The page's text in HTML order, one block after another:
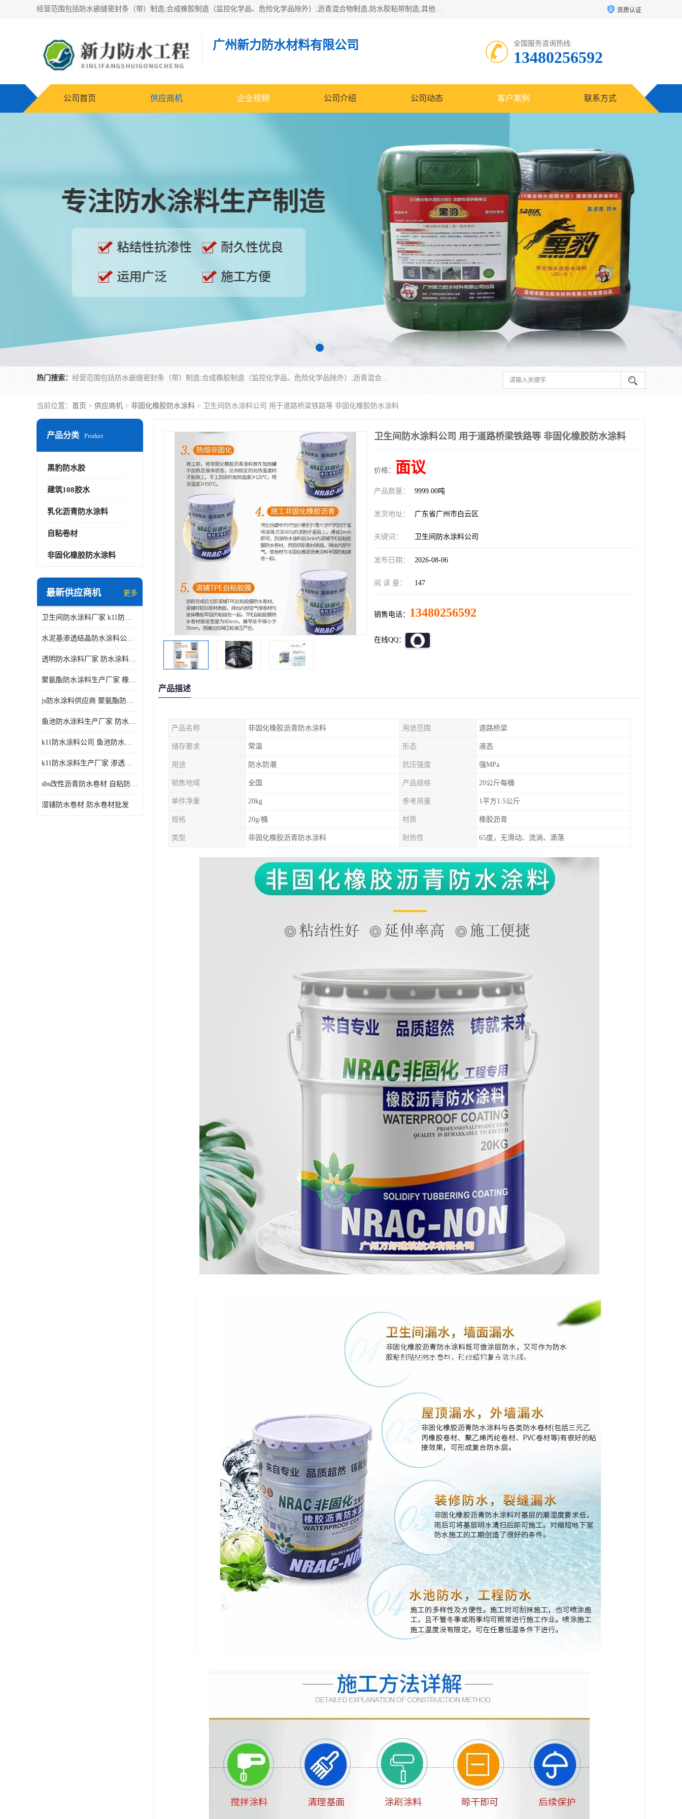
经营范围包括防水嵌缝密封条（带）制造;合成橡胶制造（监控化学品、危险化学品除外）;沥青混合物制造;防水胶粘带制造;其他合成材料制造（监控化学品、危险化学品除外）;涂料制造（监控化学品、危险化学品除外）;建筑结构防水补漏;防水建筑材料制造;粘合剂制造（监控化学品、危险化学品除外）;涂料零售;广州新力防水材料有限公司具有1处分支机构。 资质认证
广州新力防水材料有限公司 全国服务咨询热线:
13480256592
公司首页 供应商机 企业视频 公司介绍 公司动态 客户案例 联系方式
热门搜索： 经营范围包括防水嵌缝密封条（带）制造;合成橡胶制造（监控化学品、危险化学品除外）;沥青混合物制造;防水胶粘带制造;其他合成材料制造（监控化学品、危险化学品除外）;涂料制造（监控化学品、危险化学品除外）;建筑结构防水补漏;防水建筑材料制造;粘合剂制造（监控化学品、危险化学品除外）;涂料零售;广州新力防水材料有限公司具有1处分支机构。
当前位置： 首页 > 供应商机 > 非固化橡胶防水涂料 > 卫生间防水涂料公司 用于道路桥梁铁路等 非固化橡胶防水涂料
产品分类 Product
黑豹防水胶
建筑108胶水
乳化沥青防水涂料
自粘卷材
非固化橡胶防水涂料
最新供应商机 更多
卫生间防水涂料厂家 k11防水涂料
水泥基渗透结晶防水涂料公司 室外防水涂料
透明防水涂料厂家 防水涂料屋顶
聚氨酯防水涂料生产厂家 橡胶沥青防水涂料
js防水涂料供应商 聚氨酯防水涂料
鱼池防水涂料生产厂家 防水涂料
k11防水涂料公司 鱼池防水涂料
k11防水涂料生产厂家 渗透结晶防水涂料
sbs改性沥青防水卷材 自粘防水卷材厂家
湿铺防水卷材 防水卷材批发
卫生间防水涂料公司 用于道路桥梁铁路等 非固化橡胶防水涂料
价格： 面议
产品数量： 9999.00吨
发货地址： 广东省广州市白云区
关键词： 卫生间防水涂料公司
发布日期： 2026-08-06
阅 读 量： 147
销售电话： 13480256592
在线QQ：
产品描述
产品名称 非固化橡胶沥青防水涂料 用途范围 道路桥梁
储存要求 常温 形态 液态
用途 防水防潮 抗压强度 强MPa
销售地域 全国 产品规格 20公斤每桶
单件净重 20kg 参考用量 1平方1.5公斤
规格 20g/桶 材质 橡胶沥青
类型 非固化橡胶沥青防水涂料 耐热性 65度，无滑动、流淌、滴落